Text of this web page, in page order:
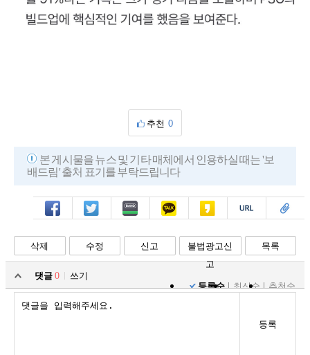
추천 0
본 게시물을 뉴스 및 기타 매체에서 인용하실 때는 '보
배드림' 출처 표기를 부탁드립니다
페북 트윗 밴드 카톡 카스 복사 스크랩
삭제 수정 신고
불법광고신
고
목록
댓글 0
쓰기
등록순
최신순 추천순
등록